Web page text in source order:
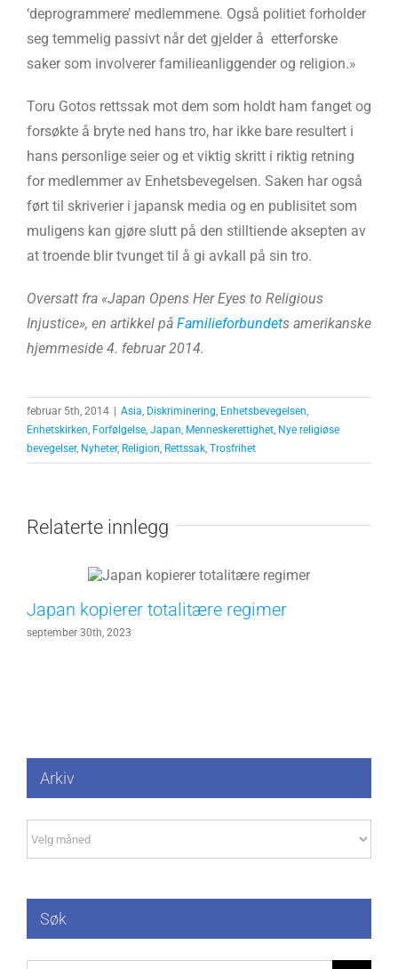
‘deprogrammere’ medlemmene. Også politiet forholder
seg temmelig passivt når det gjelder å etterforske
saker som involverer familieanliggender og religion.»
Toru Gotos rettssak mot dem som holdt ham fanget og
forsøkte å bryte ned hans tro, har ikke bare resultert i
hans personlige seier og et viktig skritt i riktig retning
for medlemmer av Enhetsbevegelsen. Saken har også
ført til skriverier i japansk media og en publisitet som
muligens kan gjøre slutt på den stilltiende aksepten av
at troende blir tvunget til å gi avkall på sin tro.
Oversatt fra «Japan Opens Her Eyes to Religious
Injustice», en artikkel på Familieforbundets amerikanske
hjemmeside 4. februar 2014.
februar 5th, 2014 Asia, Diskriminering, Enhetsbevegelsen,
Enhetskirken, Forfølgelse, Japan, Menneskerettighet, Nye religiøse
bevegelser, Nyheter, Religion, Rettssak, Trosfrihet
Relaterte innlegg
Japan kopierer totalitære regimer
september 30th, 2023
Arkiv
Arkiv
Søk